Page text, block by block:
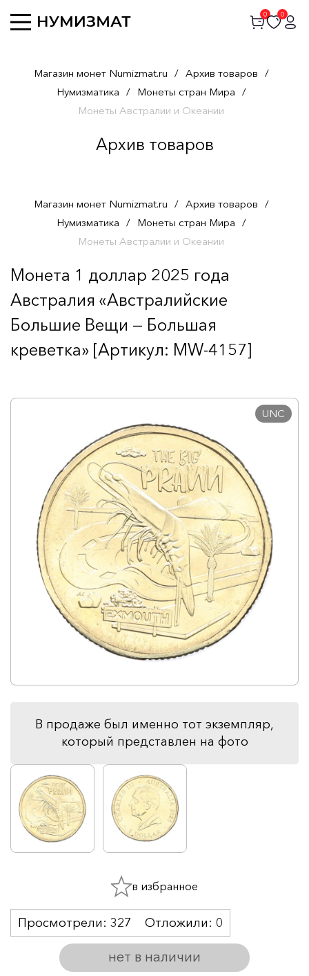
0 0
Магазин монет Numizmat.ru / Архив товаров /
Нумизматика / Монеты стран Мира /
Монеты Австралии и Океании
Архив товаров
Магазин монет Numizmat.ru / Архив товаров /
Нумизматика / Монеты стран Мира /
Монеты Австралии и Океании
Монета 1 доллар 2025 года
Австралия «Австралийские
Большие Вещи — Большая
креветка» [Артикул: MW-4157]
UNC
В продаже был именно тот экземпляр,
который представлен на фото
нет в наличии
Просмотрели: 327 Отложили: 0
в избранное